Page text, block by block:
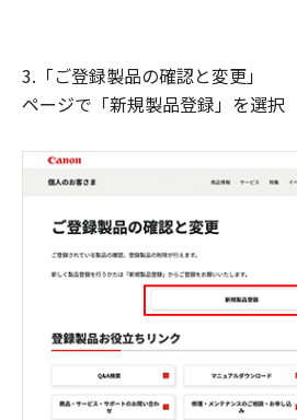
3.「ご登録製品の確認と変更」
ページで「新規製品登録」を選択